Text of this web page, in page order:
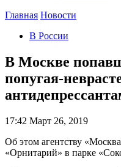
Главная Новости
В России
В Москве
попугая-
17:42 Март 26, 2019
Об этом агентству
«Орнитарий» в парке